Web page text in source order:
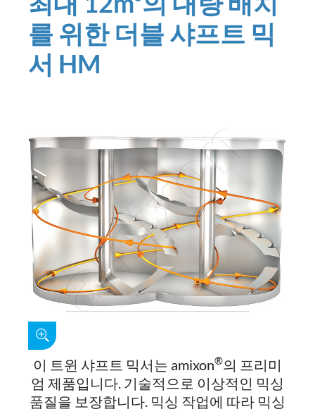
를 위한 더블 샤프트 믹
서 HM
이 트윈 샤프트 믹서는 amixon®의 프리미
엄 제품입니다. 기술적으로 이상적인 믹싱
품질을 보장합니다. 믹싱 작업에 따라 믹싱